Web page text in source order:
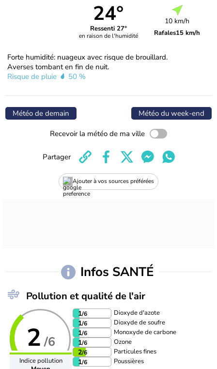
24°
Ressenti 27°
en raison de l'humidité
10 km/h
Rafales15 km/h
Forte humidité: nuageux avec risque de brouillard.
Averses tombant en fin de nuit.
Risque de pluie
50 %
Météo de demain Météo du week-end
Recevoir la météo de ma ville
Ajouter à vos sources préférées
Partager
Infos SANTÉ
Pollution et qualité de l'air
2 /6
Indice pollution
1/6 Dioxyde d'azote
1/6 Dioxyde de soufre
1/6 Monoxyde de carbone
1/6 Ozone
2/6 Particules fines
1/6 Poussières